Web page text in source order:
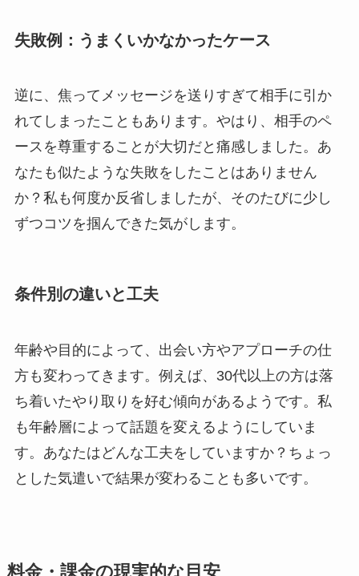
失敗例：うまくいかなかったケース
逆に、焦ってメッセージを送りすぎて相手に引か
れてしまったこともあります。やはり、相手のペ
ースを尊重することが大切だと痛感しました。あ
なたも似たような失敗をしたことはありません
か？私も何度か反省しましたが、そのたびに少し
ずつコツを掴んできた気がします。
条件別の違いと工夫
年齢や目的によって、出会い方やアプローチの仕
方も変わってきます。例えば、30代以上の方は落
ち着いたやり取りを好む傾向があるようです。私
も年齢層によって話題を変えるようにしていま
す。あなたはどんな工夫をしていますか？ちょっ
とした気遣いで結果が変わることも多いです。
料金・課金の現実的な目安